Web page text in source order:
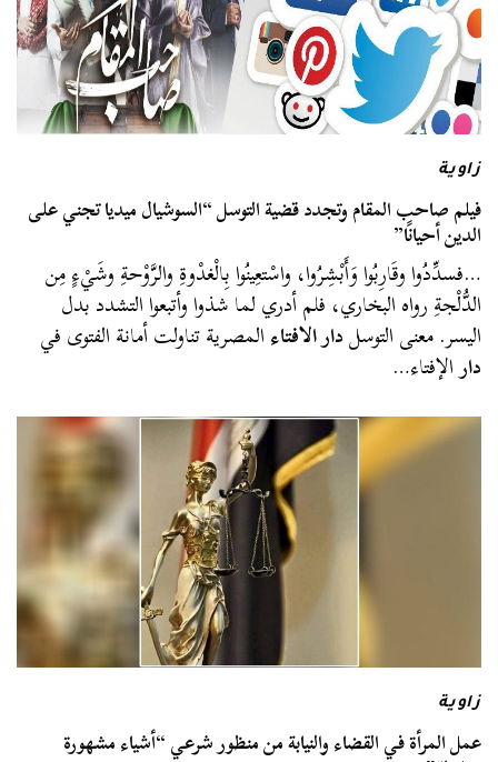
زاوية
فيلم صاحب المقام وتجدد قضية التوسل “السوشيال ميديا تجني على
الدين أحيانًا”
…فسدِّدُوا وقَارِبُوا وَأَبْشِرُوا، واسْتعِينُوا بِالْغدْوةِ والرَّوْحةِ وشَيْءٍ مِن
الدُّلْجةِ رواه البخاري، فلم أدري لما شذوا وأتبعوا التشدد بدل
اليسر. معنى التوسلدار الافتاءالمصرية تناولت أمانة الفتوى في
دارالإفتاء…
زاوية
عمل المرأة في القضاء والنيابة من منظور شرعي “أشياء مشهورة